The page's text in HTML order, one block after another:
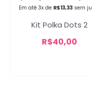
Em até 3x de R$13,33 sem
Kit Polka Dots 2
R$40,00